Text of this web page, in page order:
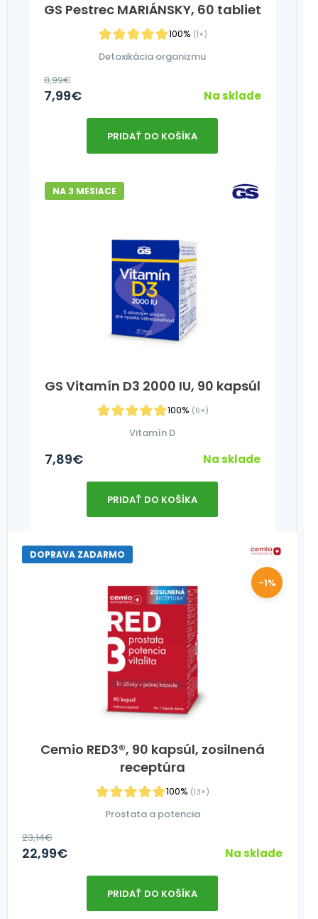
GS Pestrec MARIÁNSKY, 60 tabliet
100% (1×)
Detoxikácia organizmu
8,99€
7,99€ Na sklade
PRIDAŤ DO KOŠÍKA
GS Vitamín D3 2000 IU, 90 kapsúl
100% (6×)
NA 3 MESIACE
Vitamín D
7,89€ Na sklade
PRIDAŤ DO KOŠÍKA
Cemio RED3®, 90 kapsúl, zosilnená
receptúra
100% (13×)
DOPRAVA ZADARMO
Prostata a potencia
-1%
23,14€
22,99€ Na sklade
PRIDAŤ DO KOŠÍKA